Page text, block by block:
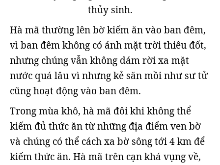
thủy sinh.
Hà mã thường lên bờ kiếm ăn vào ban đêm,
vì ban đêm không có ánh mặt trời thiêu đốt,
nhưng chúng vẫn không dám rời xa mặt
nước quá lâu vì nhưng kẻ săn mồi như sư tử
cũng hoạt động vào ban đêm.
Trong mùa khô, hà mã đôi khi không thể
kiếm đủ thức ăn từ những địa điểm ven bờ
và chúng có thể cách xa bờ sông tới 4 km để
kiếm thức ăn. Hà mã trên cạn khá vụng về,